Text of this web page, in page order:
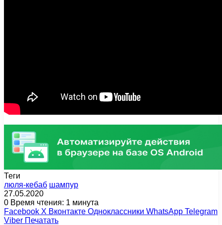
Теги
люля-кебаб шампур
27.05.2020
0 Время чтения: 1 минута
Facebook X Вконтакте Одноклассники WhatsApp Telegram
Viber Печатать